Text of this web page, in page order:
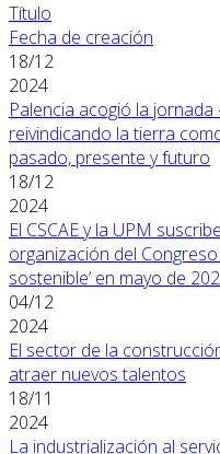
Título
Fecha de creación
18/12
2024
Palencia acogió la
reivindicando la tierra
pasado, presente y futuro
18/12
2024
El CSCAE y la UPM
organización del
sostenible’ en mayo de
04/12
2024
El sector de la
atraer nuevos talentos
18/11
2024
La industrialización al